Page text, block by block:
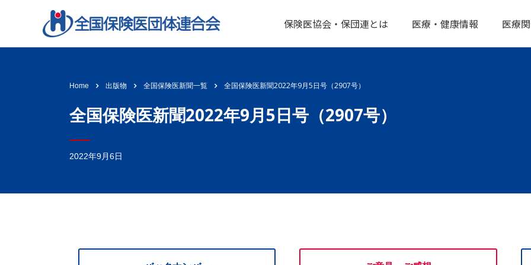
保険医協会・保団連とは 医療・健康情報 医療
Home 出版物 全国保険医新聞一覧 全国保険医新聞2022年9月5日号（2907号）
全国保険医新聞2022年9月5日号（2907号）
2022年9月6日